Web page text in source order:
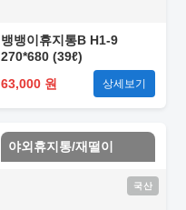
뱅뱅이휴지통B H1-9
270*680 (39ℓ)
63,000 원
상세보기
야외휴지통/재떨이
국산